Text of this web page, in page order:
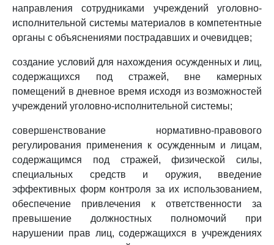
направления сотрудниками учреждений уголовно-
исполнительной системы материалов в компетентные
органы с объяснениями пострадавших и очевидцев;
создание условий для нахождения осужденных и лиц,
содержащихся под стражей, вне камерных
помещений в дневное время исходя из возможностей
учреждений уголовно-исполнительной системы;
совершенствование нормативно-правового
регулирования применения к осужденным и лицам,
содержащимся под стражей, физической силы,
специальных средств и оружия, введение
эффективных форм контроля за их использованием,
обеспечение привлечения к ответственности за
превышение должностных полномочий при
нарушении прав лиц, содержащихся в учреждениях